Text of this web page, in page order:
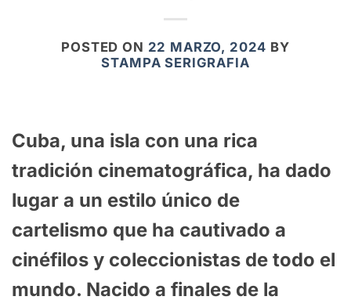
POSTED ON 22 MARZO, 2024 BY
STAMPA SERIGRAFIA
Cuba, una isla con una rica
tradición cinematográfica, ha dado
lugar a un estilo único de
cartelismo que ha cautivado a
cinéfilos y coleccionistas de todo el
mundo. Nacido a finales de la